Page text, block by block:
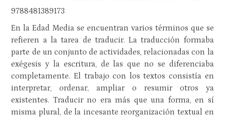
9788481389173
En la Edad Media se encuentran varios términos que se
refieren a la tarea de traducir. La traducción formaba
parte de un conjunto de actividades, relacionadas con la
exégesis y la escritura, de las que no se diferenciaba
completamente. El trabajo con los textos consistía en
interpretar, ordenar, ampliar o resumir otros ya
existentes. Traducir no era más que una forma, en sí
misma plural, de la incesante reorganización textual en